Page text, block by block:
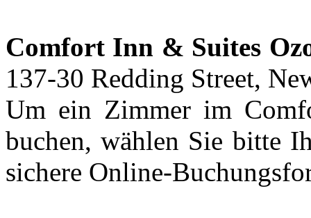
Comfort Inn & Suites
137-30 Redding Street,
Um ein Zimmer im
buchen, wählen Sie bitte
sichere Online-